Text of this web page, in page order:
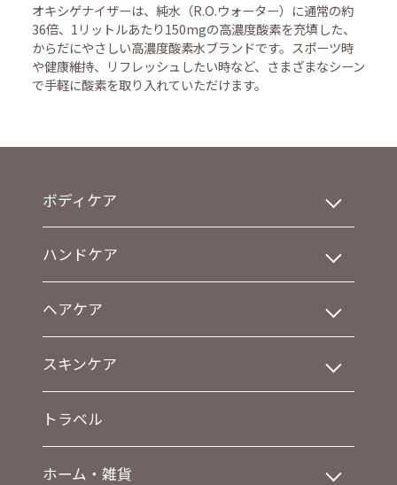
オキシゲナイザーは、純水（R.O.ウォーター）に通常の約
36倍、1リットルあたり150mgの高濃度酸素を充填した、
からだにやさしい高濃度酸素水ブランドです。スポーツ時
や健康維持、リフレッシュしたい時など、さまざまなシーン
で手軽に酸素を取り入れていただけます。
ボディケア
ハンドケア
ヘアケア
スキンケア
トラベル
ホーム・雑貨